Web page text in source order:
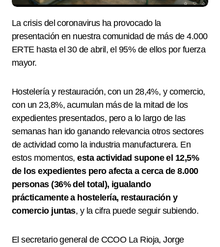
La crisis del coronavirus ha provocado la
presentación en nuestra comunidad de más de 4.000
ERTE hasta el 30 de abril, el 95% de ellos por fuerza
mayor.
Hostelería y restauración, con un 28,4%, y comercio,
con un 23,8%, acumulan más de la mitad de los
expedientes presentados, pero a lo largo de las
semanas han ido ganando relevancia otros sectores
de actividad como la industria manufacturera. En
estos momentos,esta actividad supone el 12,5%
de los expedientes pero afecta a cerca de 8.000
personas (36% del total), igualando
prácticamente a hostelería, restauración y
comercio juntas, y la cifra puede seguir subiendo.
El secretario general de CCOO La Rioja, Jorge